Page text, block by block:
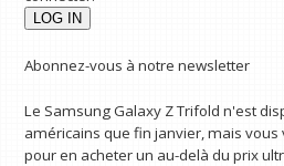
Abonnez-vous à notre newsletter
Le Samsung Galaxy Z Trifold n'est
américains que fin janvier, mais
pour en acheter un au-delà du prix